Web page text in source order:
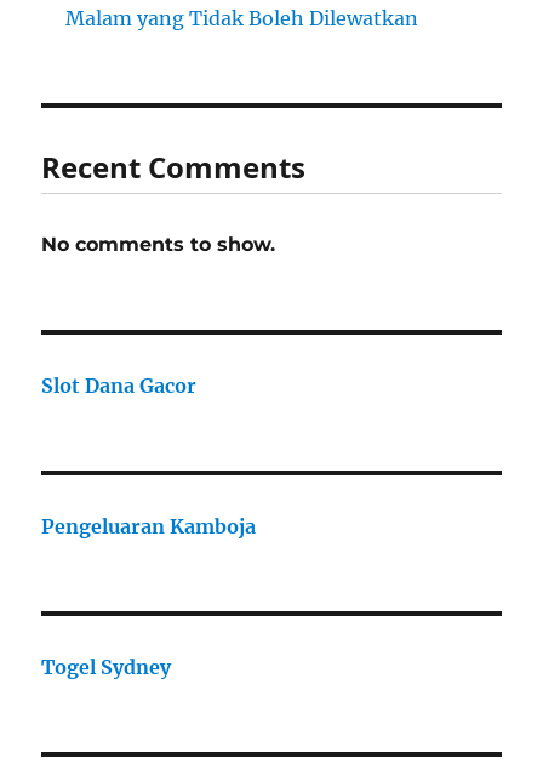
Malam yang Tidak Boleh Dilewatkan
Recent Comments
No comments to show.
Slot Dana Gacor
Pengeluaran Kamboja
Togel Sydney